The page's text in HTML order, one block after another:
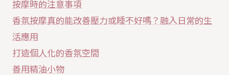
按摩時的注意事項
香氛按摩真的能改善壓力或睡不好嗎？融入日常的生
活應用
打造個人化的香氛空間
善用精油小物